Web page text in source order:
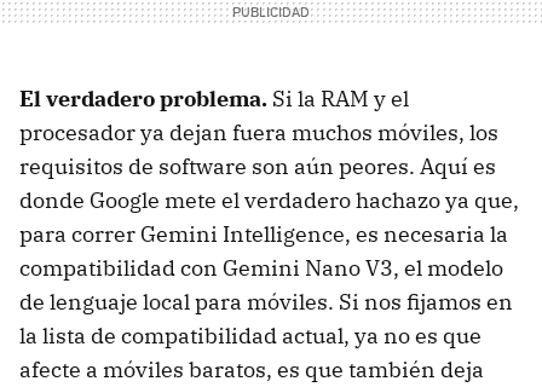
El verdadero problema. Si la RAM y el
procesador ya dejan fuera muchos móviles, los
requisitos de software son aún peores. Aquí es
donde Google mete el verdadero hachazo ya que,
para correr Gemini Intelligence, es necesaria la
compatibilidad con Gemini Nano V3, el modelo
de lenguaje local para móviles. Si nos fijamos en
la lista de compatibilidad actual, ya no es que
afecte a móviles baratos, es que también deja